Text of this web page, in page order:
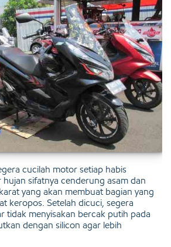
cucilah motor setiap habis
hujan sifatnya cenderung asam dan
yang akan membuat bagian yang
keropos. Setelah dicuci, segera
tidak menyisakan bercak putih pada
dengan silicon agar lebih